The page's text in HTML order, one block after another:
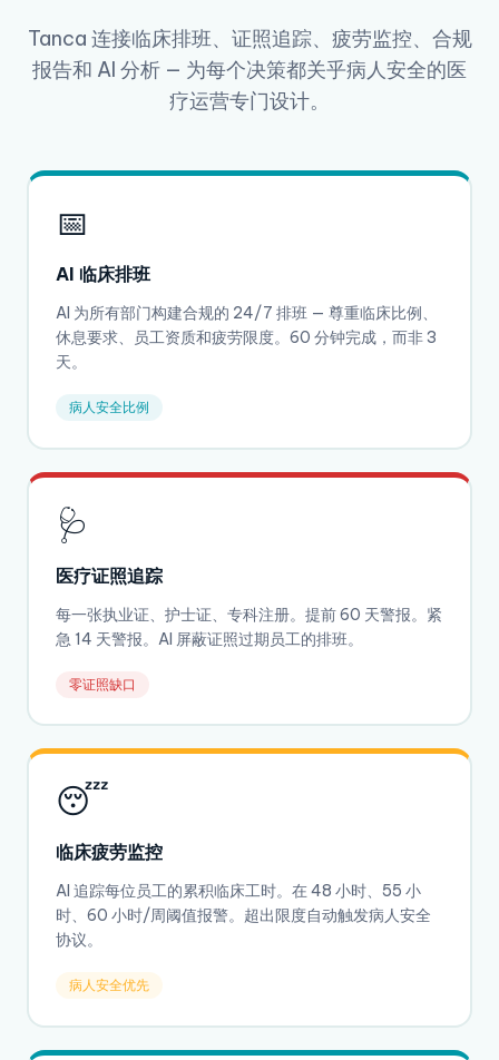
Tanca 连接临床排班、证照追踪、疲劳监控、合规
报告和 AI 分析 — 为每个决策都关乎病人安全的医
疗运营专门设计。
📅
AI 临床排班
AI 为所有部门构建合规的 24/7 排班 — 尊重临床比例、
休息要求、员工资质和疲劳限度。60 分钟完成，而非 3
天。
病人安全比例
🩺
医疗证照追踪
每一张执业证、护士证、专科注册。提前 60 天警报。紧
急 14 天警报。AI 屏蔽证照过期员工的排班。
零证照缺口
😴
临床疲劳监控
AI 追踪每位员工的累积临床工时。在 48 小时、55 小
时、60 小时/周阈值报警。超出限度自动触发病人安全
协议。
病人安全优先